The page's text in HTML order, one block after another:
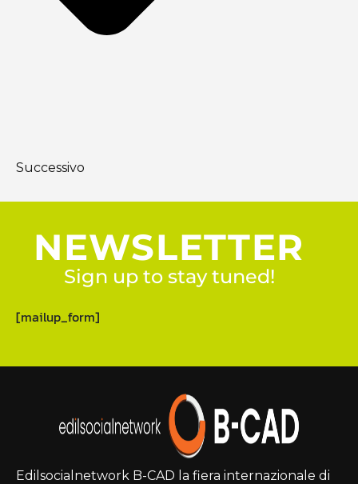
Successivo
NEWSLETTER
Sign up to stay tuned!
[mailup_form]
Edilsocialnetwork B-CAD la fiera internazionale di